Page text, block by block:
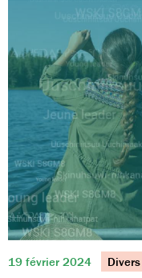
19 février 2024 Divers